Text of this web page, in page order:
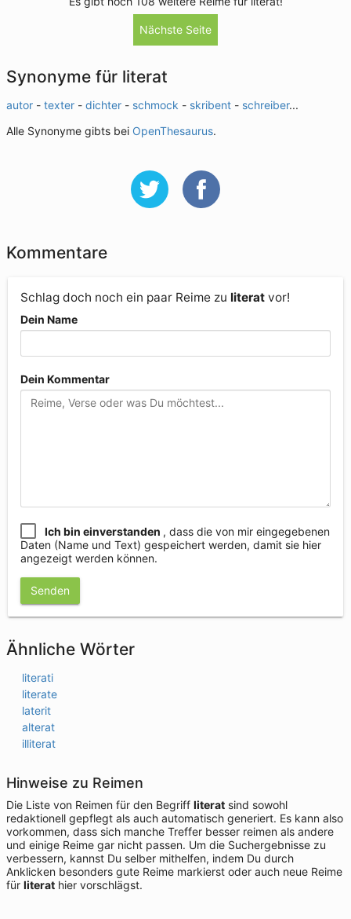
Nächste Seite
Synonyme für literat
autor - texter - dichter - schmock - skribent - schreiber...
Alle Synonyme gibts bei OpenThesaurus.
Kommentare
Schlag doch noch ein paar Reime zu literat vor!
Dein Name
Dein Kommentar
Ich bin einverstanden , dass die von mir eingegebenen
Daten (Name und Text) gespeichert werden, damit sie hier
angezeigt werden können.
Senden
Ähnliche Wörter
literati
literate
laterit
alterat
illiterat
Hinweise zu Reimen
Die Liste von Reimen für den Begriff literat sind sowohl
redaktionell gepflegt als auch automatisch generiert. Es kann also
vorkommen, dass sich manche Treffer besser reimen als andere
und einige Reime gar nicht passen. Um die Suchergebnisse zu
verbessern, kannst Du selber mithelfen, indem Du durch
Anklicken besonders gute Reime markierst oder auch neue Reime
für literat hier vorschlägst.